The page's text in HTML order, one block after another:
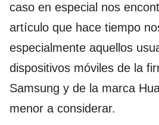
caso en especial nos
artículo que hace tiempo
especialmente aquellos
dispositivos móviles de la
Samsung y de la marca
menor a considerar.